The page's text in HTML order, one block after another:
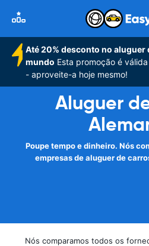
Até 20% desconto no aluguer
mundo Esta promoção é
- aproveite-a hoje mesmo!
Aluguer
Poupe tempo e dinheiro. Nós
empresas de aluguer de
Nós comparamos todos os